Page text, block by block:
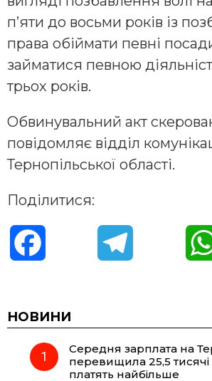
п’яти до восьми років із
права обіймати певні
займатися певною
трьох років.
Обвинувальний акт
повідомляє відділ
Тернопільської області.
Поділитися:
c
e e
НОВИНИ
Середня зарплата на
перевищила 25,5
платять найбільше